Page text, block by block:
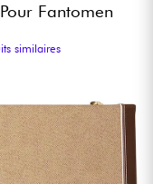
Fantomen
similaires